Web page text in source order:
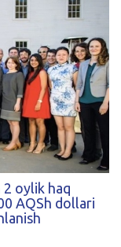
2 oylik haq
AQSh dollari